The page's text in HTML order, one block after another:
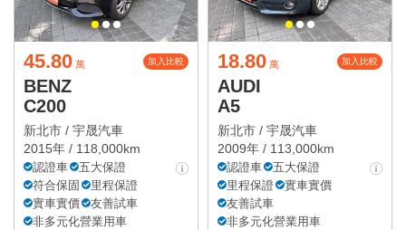
45.80 萬 加入比較
BENZ
C200
新北市 / 宇晟汽車
2015年 / 118,000km
認證車
五大保證
符合保固
里程保證
實車實價
友善試車
非多元化營業用車
18.80 萬 加入比較
AUDI
A5
新北市 / 宇晟汽車
2009年 / 113,000km
認證車
五大保證
里程保證
實車實價
友善試車
非多元化營業用車